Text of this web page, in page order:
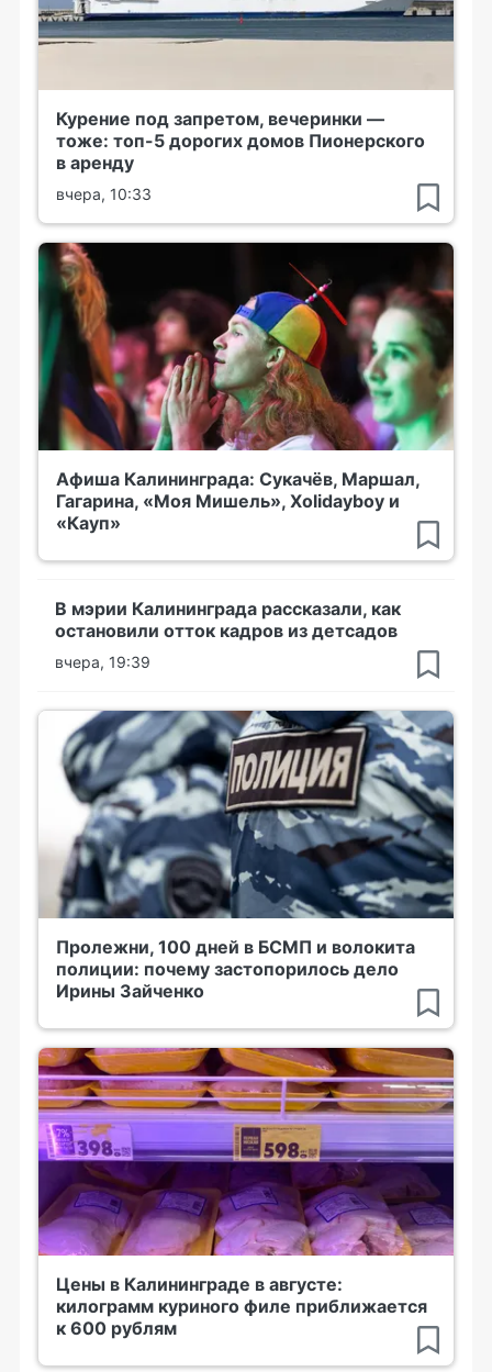
Курение под запретом, вечеринки —
тоже: топ-5 дорогих домов Пионерского
в аренду
вчера, 10:33
Афиша Калининграда: Сукачёв, Маршал,
Гагарина, «Моя Мишель», Xolidayboy и
«Кауп»
В мэрии Калининграда рассказали, как
остановили отток кадров из детсадов
вчера, 19:39
Пролежни, 100 дней в БСМП и волокита
полиции: почему застопорилось дело
Ирины Зайченко
Цены в Калининграде в августе:
килограмм куриного филе приближается
к 600 рублям